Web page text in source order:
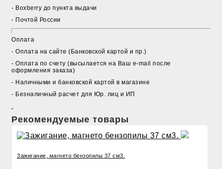
- Boxberry до пункта выдачи
- Почтой России
Оплата
- Оплата на сайте (Банковской картой и пр.)
- Оплата по счету (высылается на Ваш e-mail после
оформления заказа)
- Наличными и банковской картой в магазине
- Безналичный расчет для Юр. лиц и ИП
Рекомендуемые товары
Зажигание, магнето бензопилы 37 см3.